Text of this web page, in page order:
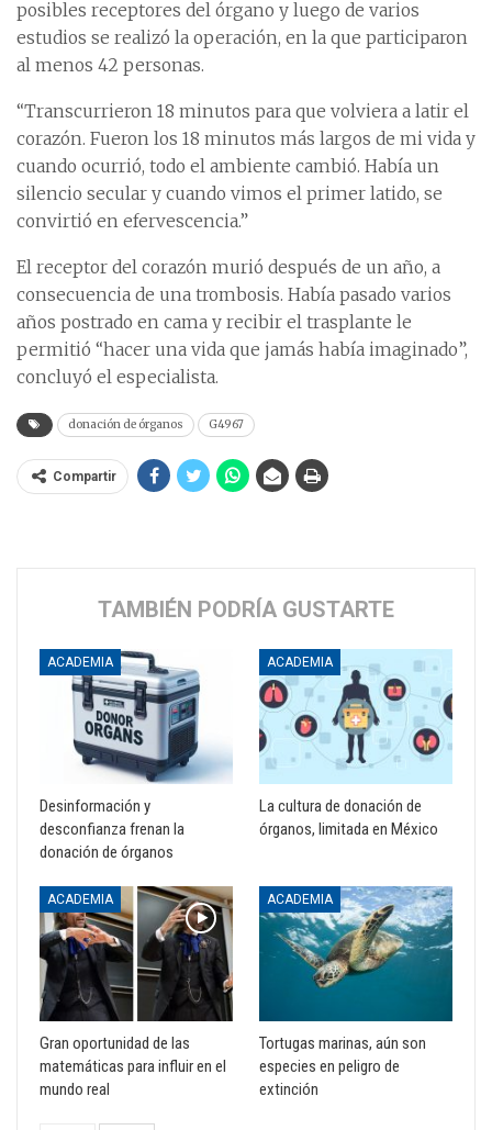
posibles receptores del órgano y luego de varios
estudios se realizó la operación, en la que participaron
al menos 42 personas.
“Transcurrieron 18 minutos para que volviera a latir el
corazón. Fueron los 18 minutos más largos de mi vida y
cuando ocurrió, todo el ambiente cambió. Había un
silencio secular y cuando vimos el primer latido, se
convirtió en efervescencia.”
El receptor del corazón murió después de un año, a
consecuencia de una trombosis. Había pasado varios
años postrado en cama y recibir el trasplante le
permitió “hacer una vida que jamás había imaginado”,
concluyó el especialista.
donación de órganos G4967
Compartir
TAMBIÉN PODRÍA GUSTARTE
ACADEMIA
Desinformación y
desconfianza frenan la
donación de órganos
ACADEMIA
La cultura de donación de
órganos, limitada en México
ACADEMIA
Gran oportunidad de las
matemáticas para influir en el
mundo real
ACADEMIA
Tortugas marinas, aún son
especies en peligro de
extinción